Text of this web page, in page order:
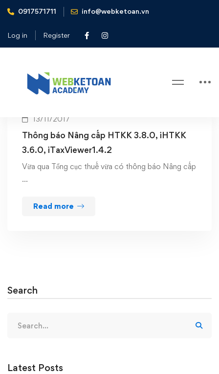
0917571711 info@webketoan.vn
Log in Register
Home iTaxViewer1.4.2
Tag: iTaxViewer1.4.2
13/11/2017
Thông báo Nâng cấp HTKK 3.8.0, iHTKK
3.6.0, iTaxViewer1.4.2
Vừa qua Tổng cục thuế vừa có thông báo Nâng cấp
…
Read more
Search
for:
Latest Posts